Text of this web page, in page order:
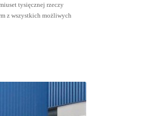
tysięcznej rzeczy
z wszystkich możliwych